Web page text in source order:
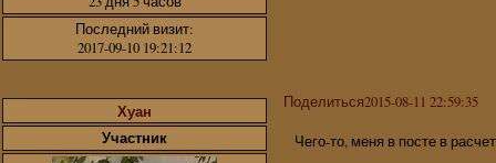
Последний визит:
2017-09-10 19:21:12
Поделиться2015-08-11 22:59:35
Хуан
Участник
Чего-то, меня в посте в